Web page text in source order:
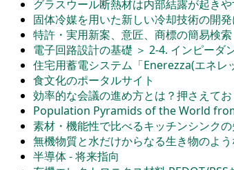
グラスウール断熱材は内部結露が起きや
固体冷媒を用いた新しい冷却技術の開
特許・実用新案、意匠、商標の簡易検索
電子回路設計の基礎 ＞ 2-4. インピーダ
住宅用蓄電システム「Enerezza(エネレ
食文化のポータルサイト
効率的な会議の進め方とは？押さえて
Population Pyramids of the World
素材・機能性で比べるキッチンシンク
無機物質と水だけからなる生き物のよ
半導体 - 将来指向